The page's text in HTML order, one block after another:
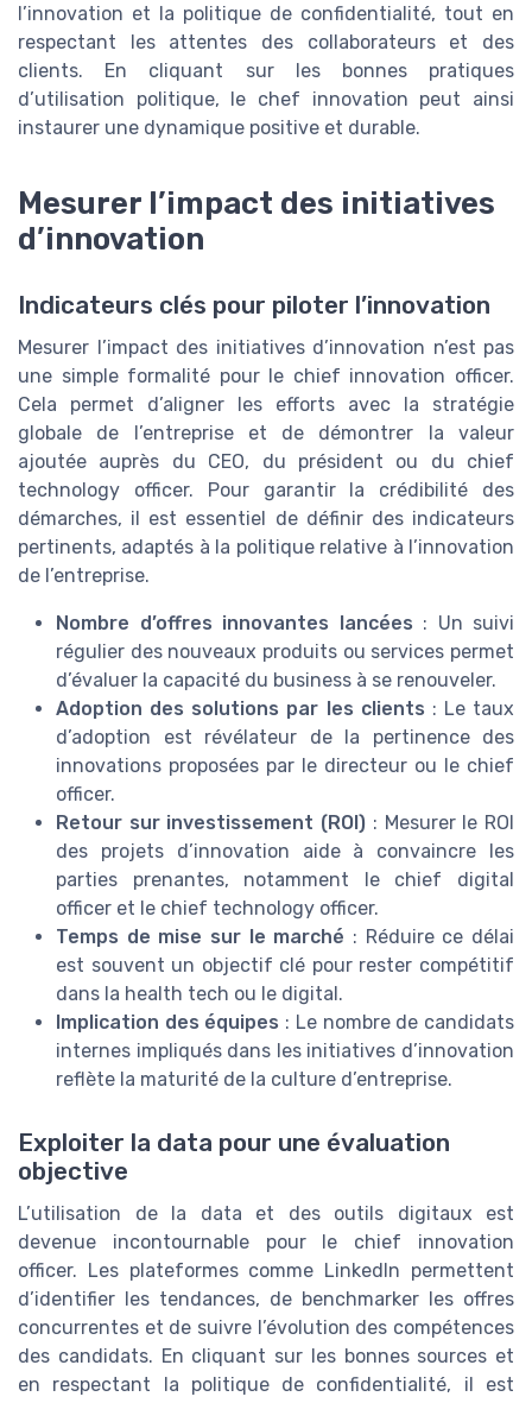
l’innovation et la politique de confidentialité, tout en
respectant les attentes des collaborateurs et des
clients. En cliquant sur les bonnes pratiques
d’utilisation politique, le chef innovation peut ainsi
instaurer une dynamique positive et durable.
Mesurer l’impact des initiatives
d’innovation
Indicateurs clés pour piloter l’innovation
Mesurer l’impact des initiatives d’innovation n’est pas
une simple formalité pour le chief innovation officer.
Cela permet d’aligner les efforts avec la stratégie
globale de l’entreprise et de démontrer la valeur
ajoutée auprès du CEO, du président ou du chief
technology officer. Pour garantir la crédibilité des
démarches, il est essentiel de définir des indicateurs
pertinents, adaptés à la politique relative à l’innovation
de l’entreprise.
Nombre d’offres innovantes lancées : Un suivi
régulier des nouveaux produits ou services permet
d’évaluer la capacité du business à se renouveler.
Adoption des solutions par les clients : Le taux
d’adoption est révélateur de la pertinence des
innovations proposées par le directeur ou le chief
officer.
Retour sur investissement (ROI) : Mesurer le ROI
des projets d’innovation aide à convaincre les
parties prenantes, notamment le chief digital
officer et le chief technology officer.
Temps de mise sur le marché : Réduire ce délai
est souvent un objectif clé pour rester compétitif
dans la health tech ou le digital.
Implication des équipes : Le nombre de candidats
internes impliqués dans les initiatives d’innovation
reflète la maturité de la culture d’entreprise.
Exploiter la data pour une évaluation
objective
L’utilisation de la data et des outils digitaux est
devenue incontournable pour le chief innovation
officer. Les plateformes comme LinkedIn permettent
d’identifier les tendances, de benchmarker les offres
concurrentes et de suivre l’évolution des compétences
des candidats. En cliquant sur les bonnes sources et
en respectant la politique de confidentialité, il est